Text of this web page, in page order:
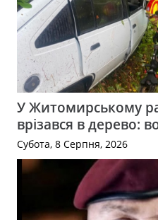
У Житомирському
врізався в дерево:
Субота, 8 Серпня, 2026